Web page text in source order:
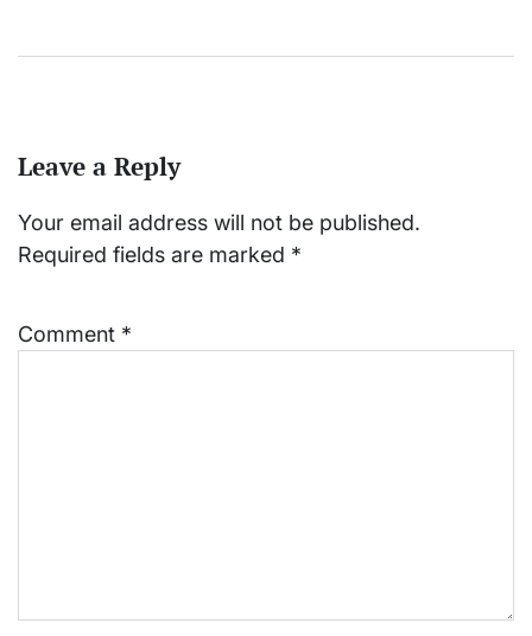
Leave a Reply
Your email address will not be published.
Required fields are marked *
Comment *